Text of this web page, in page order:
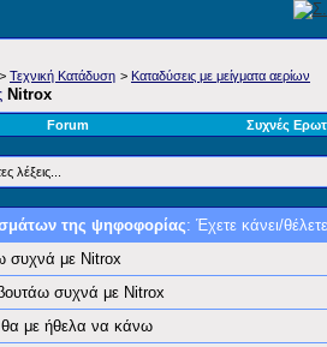
> Τεχνική Κατάδυση > Καταδύσεις με μείγματα αερίων
Nitrox
Forum Συχνές
λέξεις...
της ψηφοφορίας: Έχετε κάνει/
συχνά με Nitrox
συχνά με Νitrox
με ήθελα να κάνω